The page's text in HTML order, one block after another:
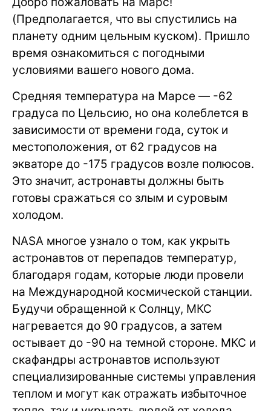
(Предполагается, что вы спустились на
планету одним цельным куском). Пришло
время ознакомиться с погодными
условиями вашего нового дома.
Средняя температура на Марсе — -62
градуса по Цельсию, но она колеблется в
зависимости от времени года, суток и
местоположения, от 62 градусов на
экваторе до -175 градусов возле полюсов.
Это значит, астронавты должны быть
готовы сражаться со злым и суровым
холодом.
NASA многое узнало о том, как укрыть
астронавтов от перепадов температур,
благодаря годам, которые люди провели
на Международной космической станции.
Будучи обращенной к Солнцу, МКС
нагревается до 90 градусов, а затем
остывает до -90 на темной стороне. МКС и
скафандры астронавтов используют
специализированные системы управления
теплом и могут как отражать избыточное